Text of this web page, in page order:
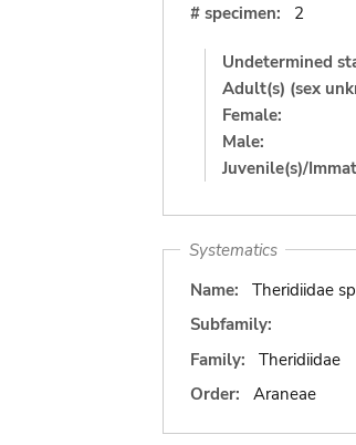
# specimen:
2
Undetermined
Adult(s) (sex
Female:
Male:
Juvenile(s)/
Systematics
Name:
Theridiidae
Subfamily:
Family:
Theridiidae
Order:
Araneae